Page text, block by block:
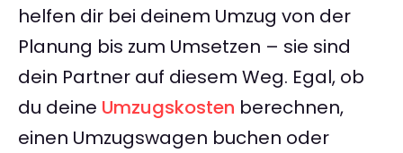
helfen dir bei deinem Umzug von der
Planung bis zum Umsetzen – sie sind
dein Partner auf diesem Weg. Egal, ob
du deine Umzugskosten berechnen,
einen Umzugswagen buchen oder